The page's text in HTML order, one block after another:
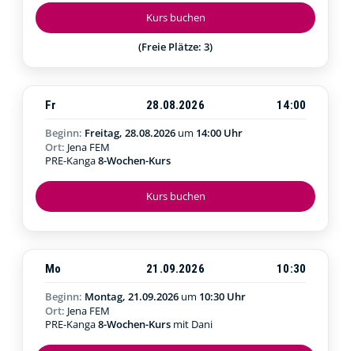
Kurs buchen
(Freie Plätze: 3)
Kurs buchen
Fr 28.08.2026
14:00
Beginn: Freitag, 28.08.2026 um 14:00 Uhr
Ort: Jena FEM
PRE-Kanga8-Wochen-Kurs
Mo 21.09.2026
10:30
Beginn: Montag, 21.09.2026 um 10:30 Uhr
Ort: Jena FEM
PRE-Kanga8-Wochen-Kurs mit Dani